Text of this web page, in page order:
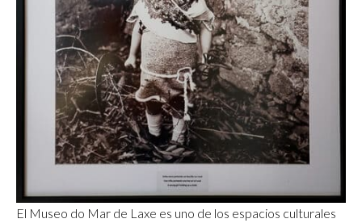
El Museo do Mar de Laxe es uno de los espacios culturales